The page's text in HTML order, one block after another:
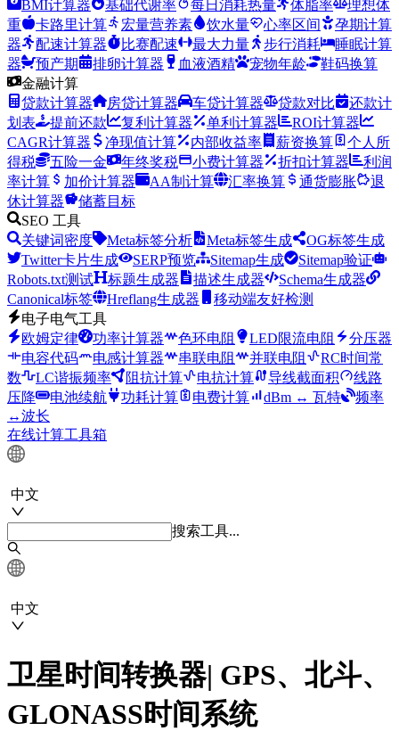
BMI计算器 基础代谢率 每日消耗热量 体脂率
理想体
重
卡路里计算 宏量营养素 饮水量 心率区间
孕期计算
器
配速计算器 比赛配速 最大力量 步行消耗
睡眠计算
器
预产期 排卵计算器 血液酒精 宠物年龄
鞋码换算
金融计算
贷款计算器
房贷计算器 车贷计算器 贷款对比
还款计
划表
提前还款 复利计算器 单利计算器
ROI计算器
CAGR计算器
净现值计算 内部收益率 薪资换算
个人所
得税
五险一金 年终奖税 小费计算器 折扣计算器
利润
率计算
加价计算器 AA制计算 汇率换算 通货膨胀
退
休计算器
储蓄目标
SEO 工具
关键词密度
Meta标签分析 Meta标签生成
OG标签生成
Twitter卡片生成
SERP预览 Sitemap生成
Sitemap验证
Robots.txt测试
标题生成器 描述生成器
Schema生成器
Canonical标签
Hreflang生成器
移动端友好检测
电子电气工具
欧姆定律
功率计算器 色环电阻 LED限流电阻
分压器
电容代码
电感计算器 串联电阻 并联电阻
RC时间常
数
LC谐振频率 阻抗计算 电抗计算 导线截面积
线路
压降
电池续航 功耗计算 电费计算 dBm ↔ 瓦特
频率
↔波长
在线计算工具箱
中文
搜索工具...
中文
卫星时间转换器| GPS、北斗、
GLONASS时间系统